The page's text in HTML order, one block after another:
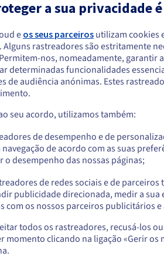
lhe a flexibilidade necessária para
Segurança
(Identity and Access
e aplicações de
através de uma interface
(Identity and Access
que está localizado
encomendar a partir de Estados Unidos, terá
do país em questão.
ao website do Estados Unidos
us.ovhcloud.com/
identity-security-
ou
no website atual
outro website
a sua privacidade
eos seus parceiros utilizam cookies
Alguns rastreadores são estritamente
nos, nomeadamente, garantir
determinadas funcionalidades
de audiência anónimas. Estes
seu acordo, utilizamos também:
de desempenho e de
navegação de acordo com as suas
o desempenho das nossas páginas;
de redes sociais e de
publicidade direcionada, medir a
com os nossos parceiros publicitários e
todos os rastreadores, recusá-los
momento clicando na ligação «Gerir os